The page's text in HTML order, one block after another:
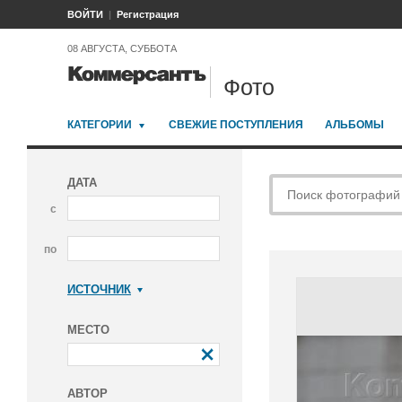
ВОЙТИ Регистрация
08 АВГУСТА, СУББОТА
Фото
КАТЕГОРИИ СВЕЖИЕ ПОСТУПЛЕНИЯ АЛЬБОМЫ
ДАТА
с
по
ИСТОЧНИК
МЕСТО
АВТОР